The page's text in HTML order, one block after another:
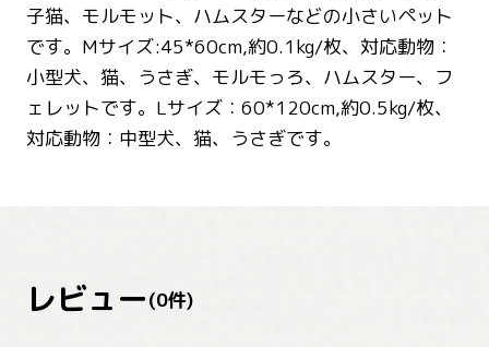
子猫、モルモット、ハムスターなどの小さいペット
です。Mサイズ:45*60cm,約0.1kg/枚、対応動物：
小型犬、猫、うさぎ、モルモっろ、ハムスター、フ
ェレットです。Lサイズ：60*120cm,約0.5kg/枚、
対応動物：中型犬、猫、うさぎです。
レビュー(0件)